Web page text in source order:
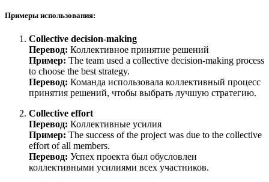
Примеры использования:
Collective decision-making
Перевод: Коллективное принятие решений
Пример: The team used a collective decision-making process
to choose the best strategy.
Перевод: Команда использовала коллективный процесс
принятия решений, чтобы выбрать лучшую стратегию.
Collective effort
Перевод: Коллективные усилия
Пример: The success of the project was due to the collective
effort of all members.
Перевод: Успех проекта был обусловлен
коллективными усилиями всех участников.